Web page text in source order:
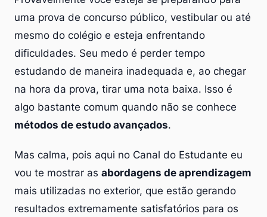
uma prova de concurso público, vestibular ou até
mesmo do colégio e esteja enfrentando
dificuldades. Seu medo é perder tempo
estudando de maneira inadequada e, ao chegar
na hora da prova, tirar uma nota baixa. Isso é
algo bastante comum quando não se conhece
métodos de estudo avançados.
Mas calma, pois aqui no Canal do Estudante eu
vou te mostrar as abordagens de aprendizagem
mais utilizadas no exterior, que estão gerando
resultados extremamente satisfatórios para os